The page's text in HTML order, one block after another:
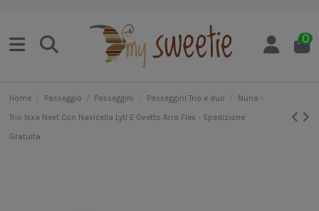
0
Home Passeggio Passeggini Passeggini Trio e duo Nuna -
Trio Ixxa Next Con Navicella Lytl E Ovetto Arra Flex - Spedizione
Gratuita